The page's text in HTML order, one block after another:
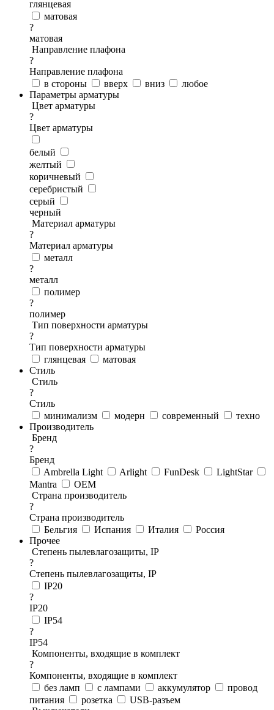
глянцевая
матовая
?
матовая
Направление плафона
?
Направление плафона
в стороны
вверх вниз
любое
Параметры арматуры
Цвет арматуры
?
Цвет арматуры
белый
желтый
коричневый
серебристый
серый
черный
Материал арматуры
?
Материал арматуры
металл
?
металл
полимер
?
полимер
Тип поверхности арматуры
?
Тип поверхности арматуры
глянцевая
матовая
Стиль
Стиль
?
Стиль
минимализм
модерн современный
техно
Производитель
Бренд
?
Бренд
Ambrella Light
Arlight FunDesk
LightStar
Mantra
OEM
Страна производитель
?
Страна производитель
Бельгия
Испания Италия
Россия
Прочее
Степень пылевлагозащиты, IP
?
Степень пылевлагозащиты, IP
IP20
?
IP20
IP54
?
IP54
Компоненты, входящие в комплект
?
Компоненты, входящие в комплект
без ламп
с лампами аккумулятор
провод
питания
розетка
USB-разъем